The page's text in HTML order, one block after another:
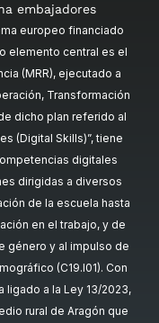
embajadores
europeo financiado
elemento central es el
(MRR), ejecutado a
Transformación
dicho plan referido al
(Digital Skills)”, tiene
digitales
dirigidas a diversos
de la escuela hasta
en el trabajo, y de
género y al impulso de
(C19.I01). Con
a la Ley 13/2023,
rural de Aragón que